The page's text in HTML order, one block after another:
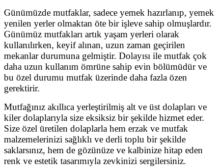
Günümüzde mutfaklar, sadece yemek hazırlanıp, yemek
yenilen yerler olmaktan öte bir işleve sahip olmuşlardır.
Günümüz mutfakları artık yaşam yerleri olarak
kullanılırken, keyif alınan, uzun zaman geçirilen
mekanlar durumuna gelmiştir. Dolayısı ile mutfak çok
daha uzun kullanım ömrüne sahip evin bölümüdür ve
bu özel durumu mutfak üzerinde daha fazla özen
gerektirir.
Mutfağınız akıllıca yerleştirilmiş alt ve üst dolapları ve
kiler dolaplarıyla size eksiksiz bir şekilde hizmet eder.
Size özel üretilen dolaplarla hem erzak ve mutfak
malzemelerinizi sağlıklı ve derli toplu bir şekilde
saklarsınız, hem de gözünüze ve kalbinize hitap eden
renk ve estetik tasarımıyla zevkinizi sergilersiniz.